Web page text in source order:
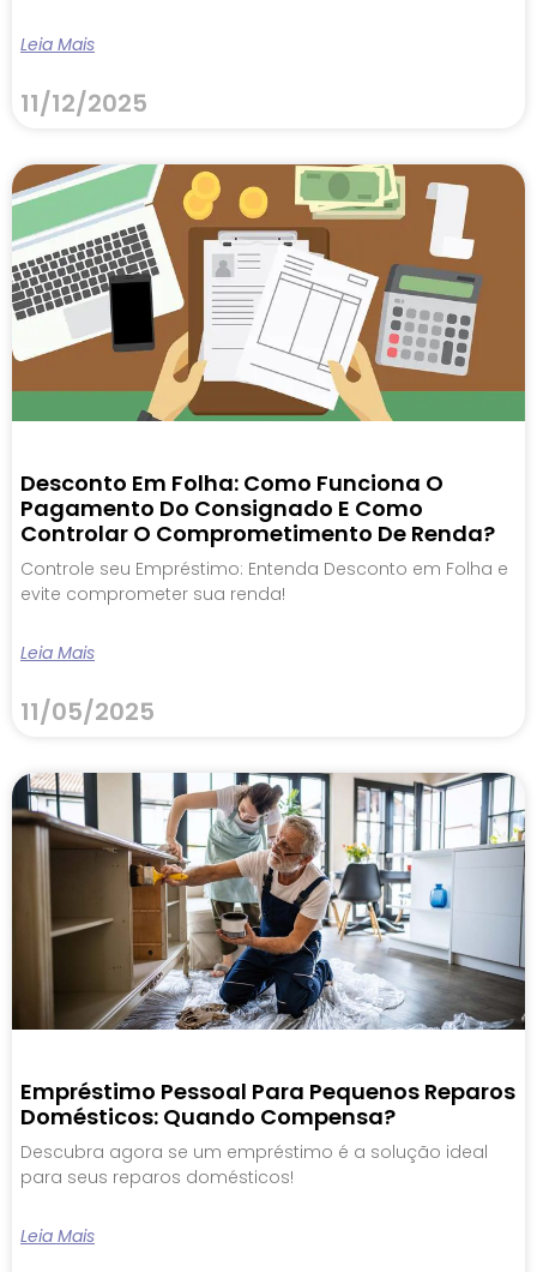
Leia Mais
11/12/2025
Desconto Em Folha: Como Funciona O
Pagamento Do Consignado E Como
Controlar O Comprometimento De Renda?
Controle seu Empréstimo: Entenda Desconto em Folha e
evite comprometer sua renda!
Leia Mais
11/05/2025
Empréstimo Pessoal Para Pequenos Reparos
Domésticos: Quando Compensa?
Descubra agora se um empréstimo é a solução ideal
para seus reparos domésticos!
Leia Mais